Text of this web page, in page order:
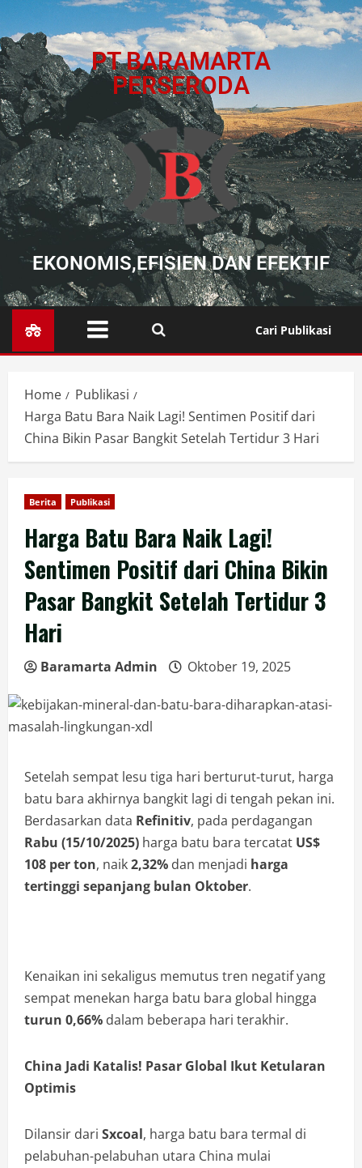
PT BARAMARTA
PERSERODA
EKONOMIS,EFISIEN DAN EFEKTIF
Cari Publikasi
Home
Publikasi
Harga Batu Bara Naik Lagi! Sentimen Positif dari
China Bikin Pasar Bangkit Setelah Tertidur 3 Hari
Berita Publikasi
Harga Batu Bara Naik Lagi!
Sentimen Positif dari China Bikin
Pasar Bangkit Setelah Tertidur 3
Hari
Baramarta Admin Oktober 19, 2025
Setelah sempat lesu tiga hari berturut-turut, harga
batu bara akhirnya bangkit lagi di tengah pekan ini.
Berdasarkan data Refinitiv, pada perdagangan
Rabu (15/10/2025) harga batu bara tercatat US$
108 per ton, naik2,32% dan menjadi harga
tertinggi sepanjang bulan Oktober.
Kenaikan ini sekaligus memutus tren negatif yang
sempat menekan harga batu bara global hingga
turun 0,66% dalam beberapa hari terakhir.
China Jadi Katalis! Pasar Global Ikut Ketularan
Optimis
Dilansir dari Sxcoal, harga batu bara termal di
pelabuhan-pelabuhan utara China mulai